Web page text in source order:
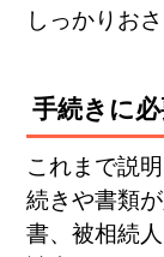
しっかりお
手続きに
これまで説
続きや書類
書、被相続